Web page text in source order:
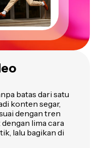
batas dari satu
konten segar,
dengan tren
lima cara
lalu bagikan di